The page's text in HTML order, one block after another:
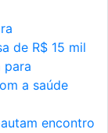
de R$ 15 mil
para
a saúde
encontro